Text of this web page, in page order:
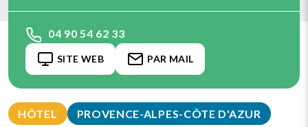
HÔTEL PROVENCE-ALPES-CÔTE D'AZUR
04 90 54 62 33
SITE WEB PAR MAIL